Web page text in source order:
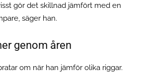
gör det skillnad jämfört med en
säger han.
genom åren
om när han jämför olika riggar.